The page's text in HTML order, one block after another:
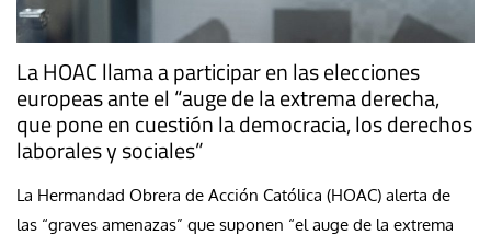
La HOAC llama a participar en las elecciones
europeas ante el “auge de la extrema derecha,
que pone en cuestión la democracia, los derechos
laborales y sociales”
La Hermandad Obrera de Acción Católica (HOAC) alerta de
las “graves amenazas” que suponen “el auge de la extrema